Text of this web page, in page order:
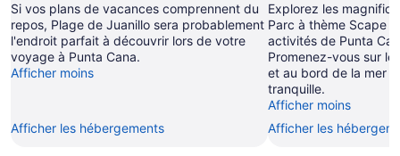
Si vos plans de vacances comprennent du
repos, Plage de Juanillo sera probablement
l'endroit parfait à découvrir lors de votre
voyage à Punta Cana.
Afficher moins
Afficher les hébergements
Explorez les
Parc à thème Scape
activités de Punta
Promenez-vous sur
et au bord de la mer
tranquille.
Afficher moins
Afficher les